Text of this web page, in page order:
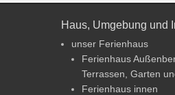
Haus, Umgebung und
unser Ferienhaus
Ferienhaus
Terrassen, Garten
Ferienhaus innen